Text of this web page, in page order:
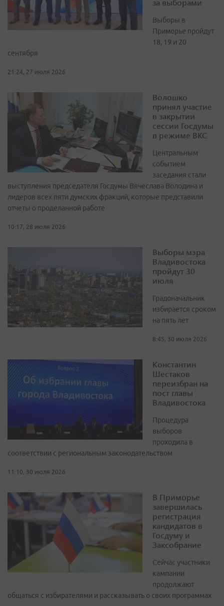
за выборами
Выборы в
Приморье пройдут
18, 19 и 20
сентября
21:24, 27 июля 2026
Волошко
принял участие
в закрытии
сессии Госдумы
в режиме ВКС
Центральным
событием
заседания стали
выступления председателя Госдумы Вячеслава Володина и
лидеров всех пяти думских фракций, которые представили
отчеты о проделанной работе
10:17, 28 июля 2026
Выборы мэра
Владивостока
пройдут 30
июля
Градоначальник
избирается сроком
на пять лет
8:45, 30 июля 2026
Константин
Шестаков
переизбран на
пост главы
Владивостока
Процедура
выборов
проходила в
соответствии с региональным законодательством
11:10, 30 июля 2026
В Приморье
завершилась
регистрация
кандидатов в
Госдуму и
Заксобрание
Сейчас участники
кампании
продолжают
общаться с избирателями и рассказывать о своих программах